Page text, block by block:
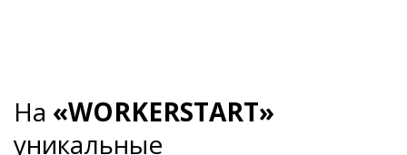
На «WORKERSTART»
уникальные